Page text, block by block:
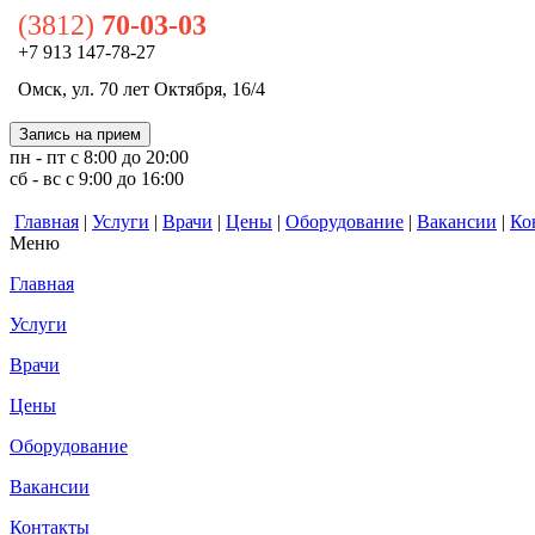
(3812) 70-03-03
+7 913 147-78-27
Омск, ул. 70 лет Октября, 16/4
Запись на прием
пн - пт с 8:00 до 20:00
сб - вс с 9:00 до 16:00
Главная | Услуги | Врачи | Цены | Оборудование | Вакансии |
Меню
Главная
Услуги
Врачи
Цены
Оборудование
Вакансии
Контакты